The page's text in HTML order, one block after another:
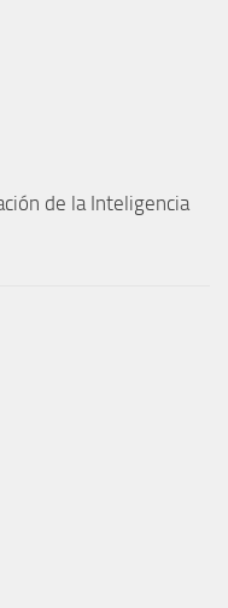
de la Inteligencia